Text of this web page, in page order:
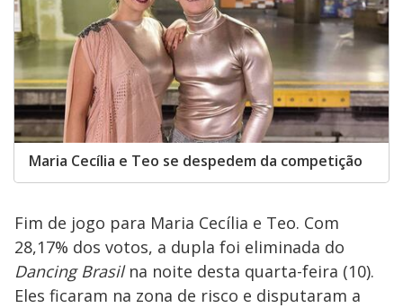
Maria Cecília e Teo se despedem da competição
Fim de jogo para Maria Cecília e Teo. Com
28,17% dos votos, a dupla foi eliminada do
Dancing Brasil na noite desta quarta-feira (10).
Eles ficaram na zona de risco e disputaram a